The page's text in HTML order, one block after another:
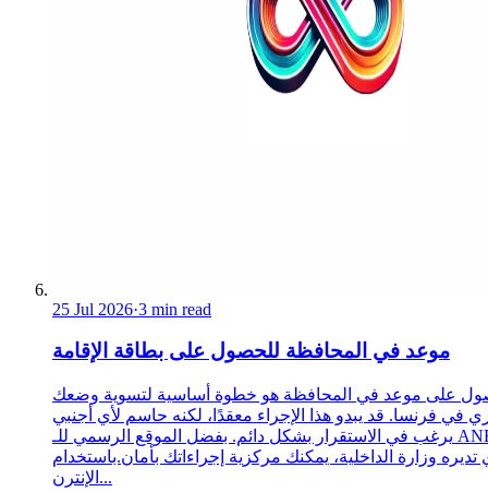
25 Jul 2026·3 min read
موعد في المحافظة للحصول على بطاقة الإقامة
على موعد في المحافظة هو خطوة أساسية لتسوية وضعك
في فرنسا. قد يبدو هذا الإجراء معقدًا، لكنه حاسم لأي أجنبي
يرغب في الاستقرار بشكل دائم. بفضل الموقع الرسمي للـ ANEF،
تديره وزارة الداخلية، يمكنك مركزية إجراءاتك بأمان.باستخدام
الإنترن...